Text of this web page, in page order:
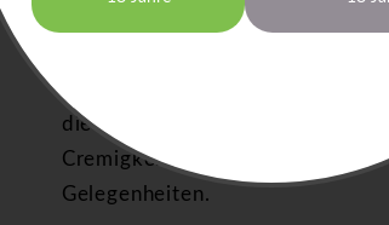
traditionelle Weinbereitung
Bestellen Sie den Rosé vom
die besondere Qualität dieser
Cremigkeit bleibt der Rosé ein
Gelegenheiten.